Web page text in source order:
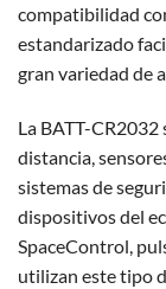
compatibilidad
estandarizado
gran variedad de
La BATT-
distancia,
sistemas de
dispositivos del
SpaceControl,
utilizan este tipo